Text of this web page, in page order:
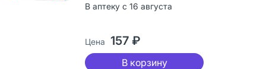
В аптеку с 16 августа
Цена 157 ₽
В корзину